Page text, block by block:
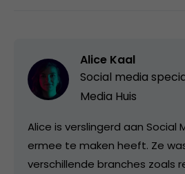
Alice Kaal
Social media
Media Huis
Alice is verslingerd aan Social
ermee te maken heeft. Ze
verschillende branches zoals